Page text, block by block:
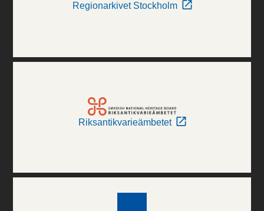
Regionarkivet Stockholm
Riksantikvarieämbetet